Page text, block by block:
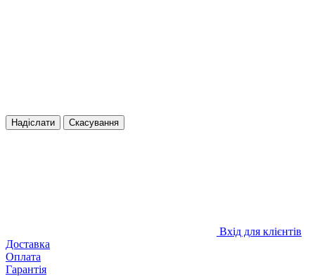
Надіслати Скасування
Вхід для клієнтів
Доставка
Оплата
Гарантія